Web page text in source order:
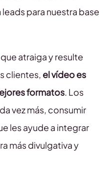
para nuestra base
atraiga y resulte
clientes, el vídeo es
formatos . Los
vez más, consumir
les ayude a integrar
más divulgativa y